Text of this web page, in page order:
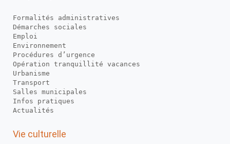
Formalités administratives
Démarches sociales
Emploi
Environnement
Procédures d’urgence
Opération tranquillité vacances
Urbanisme
Transport
Salles municipales
Infos pratiques
Actualités
Vie culturelle